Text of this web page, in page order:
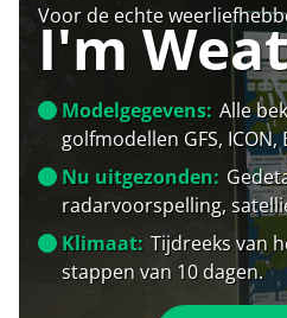
Voor de echte
I'm
Modelgegevens: Alle
golfmodellen GFS, ICON,
Nu uitgezonden:
radarvoorspelling,
Klimaat: Tijdreeks van
stappen van 10 dagen.